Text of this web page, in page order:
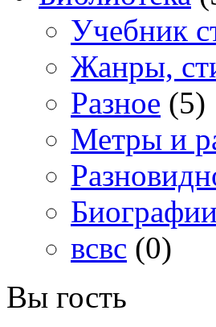
Учебник
Жанры,
Разное (5)
Метры и
Биографии
всвс (0)
Вы гость